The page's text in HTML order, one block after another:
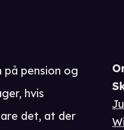
pension og
hvis
det, at der